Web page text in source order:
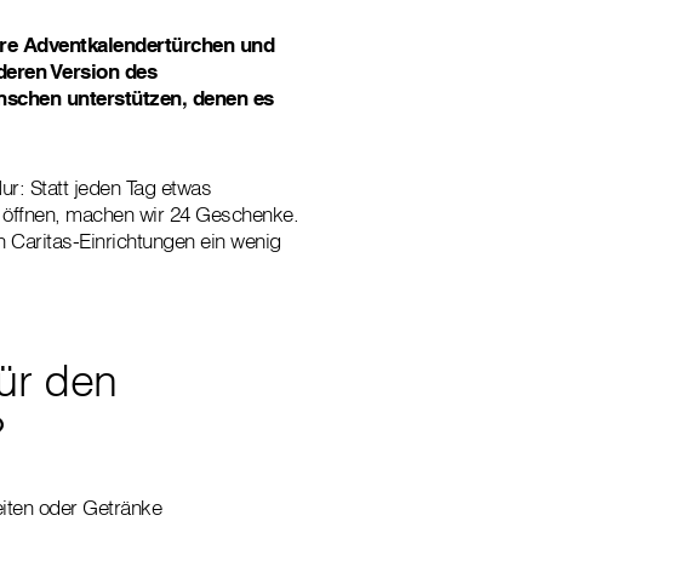
Adventkalendertürchen und
Version des
unterstützen, denen es
Statt jeden Tag etwas
machen wir 24 Geschenke.
Einrichtungen ein wenig
den
oder Getränke